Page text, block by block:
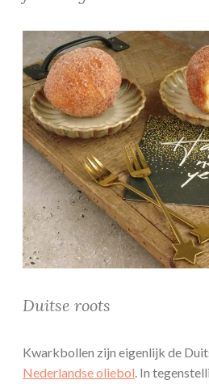
Duitse roots
Kwarkbollen zijn eigenlijk de
Nederlandse oliebol. In